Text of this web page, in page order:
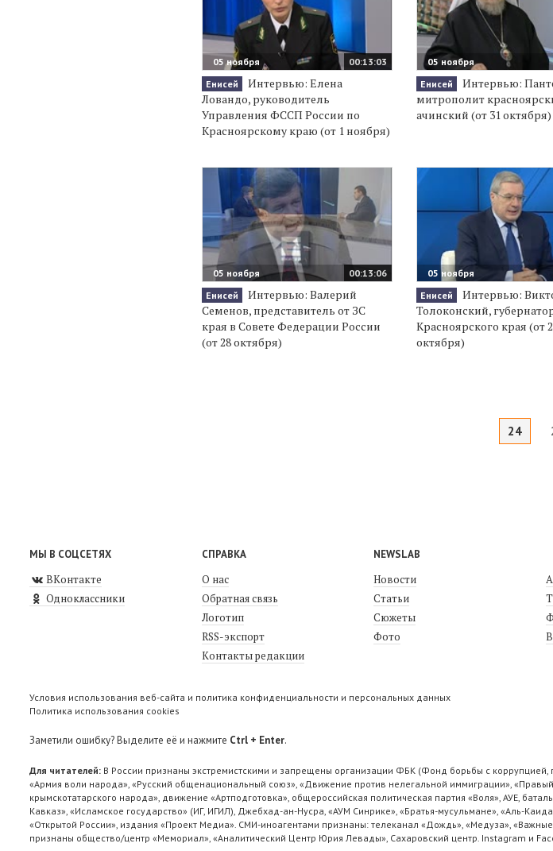
00:13:03
05 ноября
Енисей
Интервью: Елена
Ловандо, руководитель
Управления ФССП России по
Красноярскому краю (от 1 ноября)
05 ноября
Енисей
Интервью:
митрополит
ачинский (от 31 октября)
00:13:06
05 ноября
Енисей
Интервью: Валерий
Семенов, представитель от ЗС
края в Совете Федерации России
(от 28 октября)
05 ноября
Енисей
Интервью:
Толоконский,
Красноярского края (от
октября)
24
МЫ В СОЦСЕТЯХ
ВКонтакте
Одноклассники
СПРАВКА
О нас
Обратная связь
Логотип
RSS-экспорт
Контакты редакции
NEWSLAB
Новости
Статьи
Сюжеты
Фото
Условия использования веб-сайта и политика конфиденциальности и персональных данных
Политика использования cookies
Заметили ошибку? Выделите её и нажмите Ctrl + Enter.
Для читателей: В России признаны экстремистскими и запрещены организации ФБК (Фонд борьбы с
«Армия воли народа», «Русский общенациональный союз», «Движение против нелегальной иммиграции»,
крымскотатарского народа», движение «Артподготовка», общероссийская политическая партия «Воля», АУЕ,
Кавказ», «Исламское государство» (ИГ, ИГИЛ), Джебхад-ан-Нусра, «АУМ Синрике», «Братья-мусульмане», «Аль-
«Открытой России», издания «Проект Медиа». СМИ-иноагентами признаны: телеканал «Дождь», «Медуза»,
признаны общество/центр «Мемориал», «Аналитический Центр Юрия Левады», Сахаровский центр. Instagram и